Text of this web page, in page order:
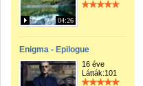
04:26
Enigma - Epilogue
16 éve
Látták:101